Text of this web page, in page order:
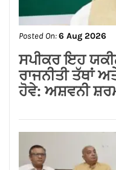
Posted On:6 Aug 2026
ਸਪੀਕਰ ਇਹ
ਰਾਜਨੀਤੀ ਤੱਥਾਂ
ਹੋਵੇ: ਅਸ਼ਵਨੀ